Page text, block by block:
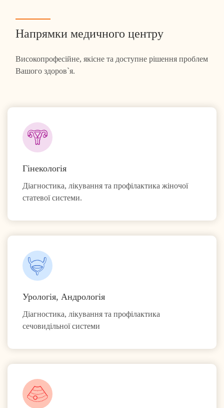
Напрямки медичного центру
Високопрофесійне, якісне та доступне рішення проблем
Вашого здоров`я.
Гінекологія
Діагностика, лікування та профілактика жіночої
статевої системи.
Урологія, Андрологія
Діагностика, лікування та профілактика
сечовидільної системи